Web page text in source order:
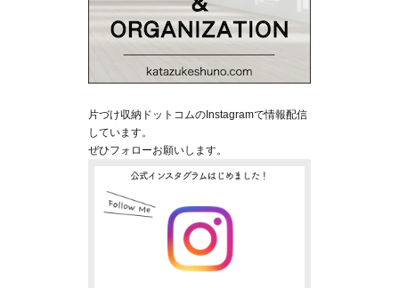
片づけ収納ドットコムのInstagramで情報配信
しています。
ぜひフォローお願いします。